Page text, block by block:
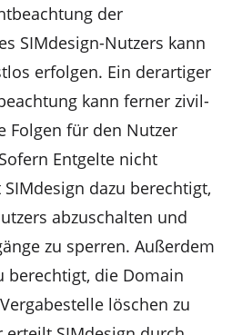
der
SIMdesign-Nutzers kann
erfolgen. Ein derartiger
kann ferner zivil-
Folgen für den Nutzer
Entgelte nicht
dazu berechtigt,
abzuschalten und
zu sperren. Außerdem
berechtigt, die Domain
löschen zu